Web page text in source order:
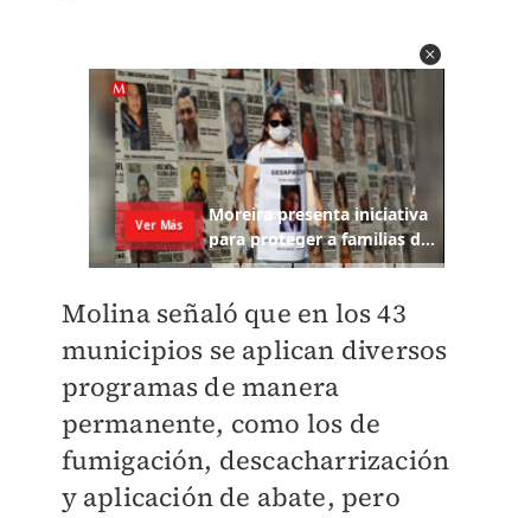
Molina señaló que en los 43
municipios se aplican diversos
programas de manera
permanente, como los de
fumigación, descacharrización
y aplicación de abate, pero